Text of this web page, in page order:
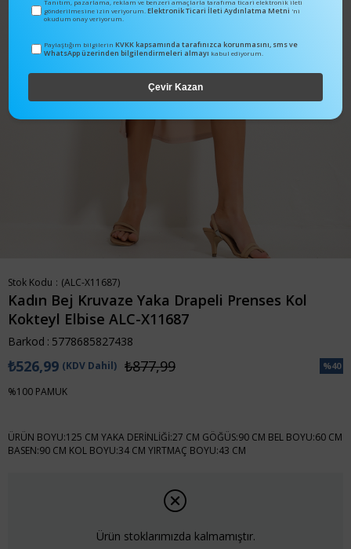
Stok Kodu (ALC-X11687)
Kadın Bej Kruvaze Yaka Drapeli Prenses Kol
Kokteyl Elbise ALC-X11687
Barkod : 5778685827438
%40
₺877,99
₺526,99 (KDV Dahil)
%100 PAMUK
ÜRÜN BOYU:125 CM YAKA DERİNLİĞİ:27 CM GÖĞÜS:90 CM BEL BOYU:60 CM
BASEN:90 CM KOL BOYU:34 CM YIRTMAÇ BOYU:43 CM
Ürün stoklarımızda kalmamıştır.
Tanıtım, pazarlama, reklam ve benzeri amaçlarla tarafıma ticari elektronik ileti
gönderilmesine izin veriyorum.Elektronik Ticari İleti Aydınlatma Metni 'ni
okudum onay veriyorum.
Paylaştığım bilgilerin KVKK kapsamında tarafınızca korunmasını, sms ve
WhatsApp üzerinden bilgilendirmeleri almayı kabul ediyorum.
Çevir Kazan